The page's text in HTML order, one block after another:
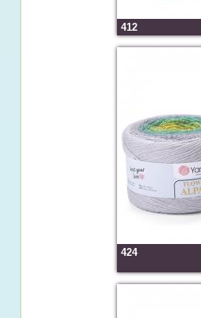
412
424